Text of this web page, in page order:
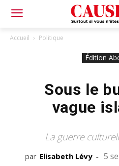
Accueil Politique
Édition
Sous le
vague
La guerre
par Elisabeth Lévy - 5